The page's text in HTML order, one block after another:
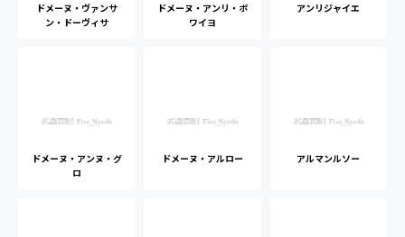
ドメーヌ・ヴァンサ
ン・ドーヴィサ
ドメーヌ・アンリ・ボ
ワイヨ
アンリジャイエ
ドメーヌ・アンヌ・グ
ロ
ドメーヌ・アルロー アルマンルソー